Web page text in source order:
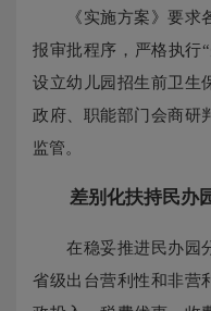
《实施方案》要求各
报审批程序，严格执行
设立幼儿园招生前卫生
政府、职能部门会商研
监管。
差别化扶持民办
在稳妥推进民办园分
省级出台营利性和非营